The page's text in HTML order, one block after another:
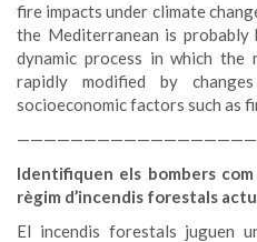
fire impacts under climate
the Mediterranean is
dynamic process in which
rapidly modified by
socioeconomic factors such as
Identifiquen els bombers
règim d’incendis forestals
El incendis forestals juguen